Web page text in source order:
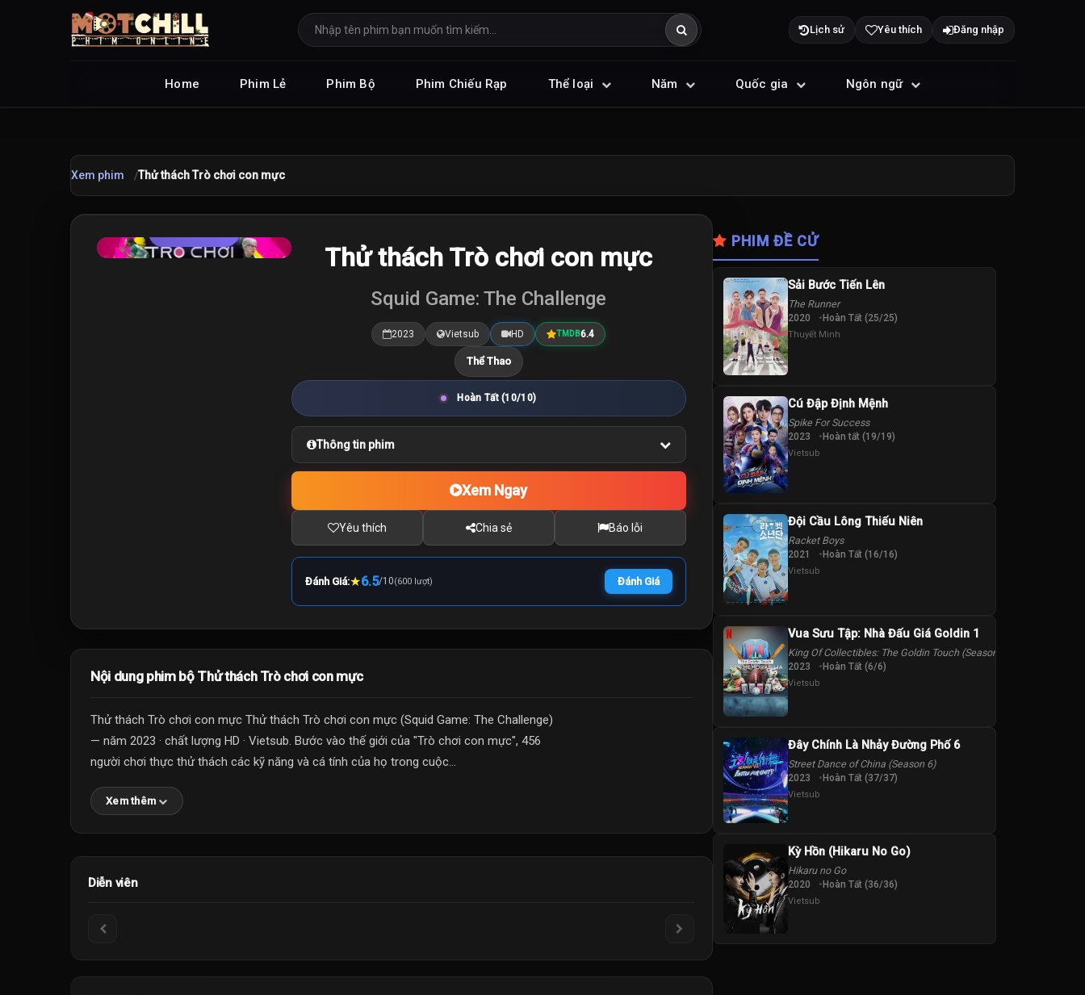
Lịch sử Yêu thích Đăng nhập
Home Phim Lẻ Phim Bộ Phim Chiếu Rạp Thể loại Năm Quốc gia Ngôn ngữ
Xem phim Thử thách Trò chơi con mực
6.5/10 Thử thách Trò chơi con mực
Squid Game: The Challenge
2023 Vietsub HD TMDB6.4
Thể Thao
Hoàn Tất (10/10)
Thông tin phim
Xem Ngay
Yêu thích Chia sẻ Báo lỗi
Đánh Giá:★6.5/10(600 lượt) Đánh Giá
Nội dung phim bộ Thử thách Trò chơi con mực
Thử thách Trò chơi con mực Thử thách Trò chơi con mực (Squid Game: The Challenge)
— năm 2023 · chất lượng HD · Vietsub. Bước vào thế giới của "Trò chơi con mực", 456
người chơi thực thử thách các kỹ năng và cá tính của họ trong cuộc...
Xem thêm
Diễn viên
PHIM ĐỀ CỬ
Sải Bước Tiến Lên
The Runner
2020 Hoàn Tất (25/25)
Thuyết Minh
Cú Đập Định Mệnh
Spike For Success
2023 Hoàn tất (19/19)
Vietsub
Đội Cầu Lông Thiếu Niên
Racket Boys
2021 Hoàn Tất (16/16)
Vietsub
Vua Sưu Tập: Nhà Đấu Giá Goldin 1
King Of Collectibles: The Goldin Touch (Season 1)
2023 Hoàn Tất (6/6)
Vietsub
Đây Chính Là Nhảy Đường Phố 6
Street Dance of China (Season 6)
2023 Hoàn Tất (37/37)
Vietsub
Kỳ Hồn (Hikaru No Go)
Hikaru no Go
2020 Hoàn Tất (36/36)
Vietsub